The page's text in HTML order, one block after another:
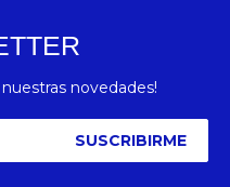
novedades!
SUSCRIBIRME